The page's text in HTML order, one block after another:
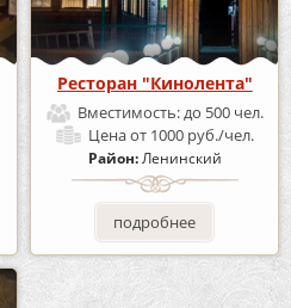
Ресторан "Кинолента"
Вместимость:до 500 чел.
Ценаот 1000 руб./чел.
Район:Ленинский
подробнее